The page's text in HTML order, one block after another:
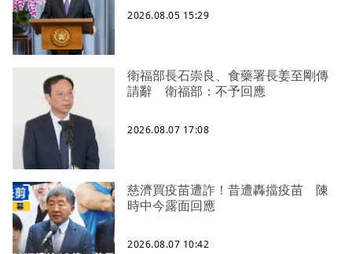
2026.08.05 15:29
衛福部長石崇良、食藥署長姜至剛傳
請辭 衛福部：不予回應
2026.08.07 17:08
慈濟買疫苗遭詐！昔遭轟擋疫苗 陳
時中今露面回應
2026.08.07 10:42